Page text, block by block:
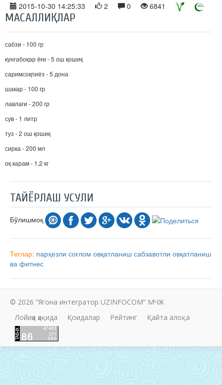
2015-10-30 14:25:33 2 0 6841
МАСАЛЛИҚЛАР
сабзи - 100 гр
кунгабоқар ёғи - 5 ош қошиқ
саримсоқпиёз - 5 дона
шакар - 100 гр
лавлаги - 200 гр
сув - 1 литр
туз - 2 ош қошиқ
сирка - 200 мл
оқ карам - 1,2 кг
ТАЙЁРЛАШ УСУЛИ
Бўлишмоқ
Теглар: парҳезли соғлом овқатланиш сабзавотли овқатланиш
ва фитнес
© 2026 “Ягона интегратор UZINFOCOM” МЧЖ
Лойиҳа ҳақида
Қоидалар Рейтинг Қайта алоқа